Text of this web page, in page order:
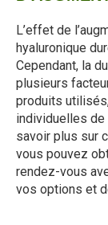
L’effet de
hyaluronique
Cependant, la
plusieurs
produits
individuelles de
savoir plus sur
vous pouvez
rendez-vous
vos options et